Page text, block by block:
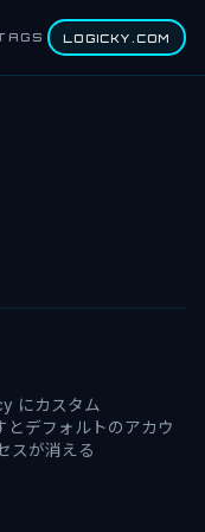
LOGICKY.COM
にカスタム
とデフォルトのアカウ
スが消える